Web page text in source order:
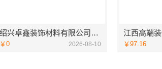
绍兴卓鑫装饰材料有限公司柯桥区自有施工队专业靠谱
￥0 2026-08-10 ￥97.16